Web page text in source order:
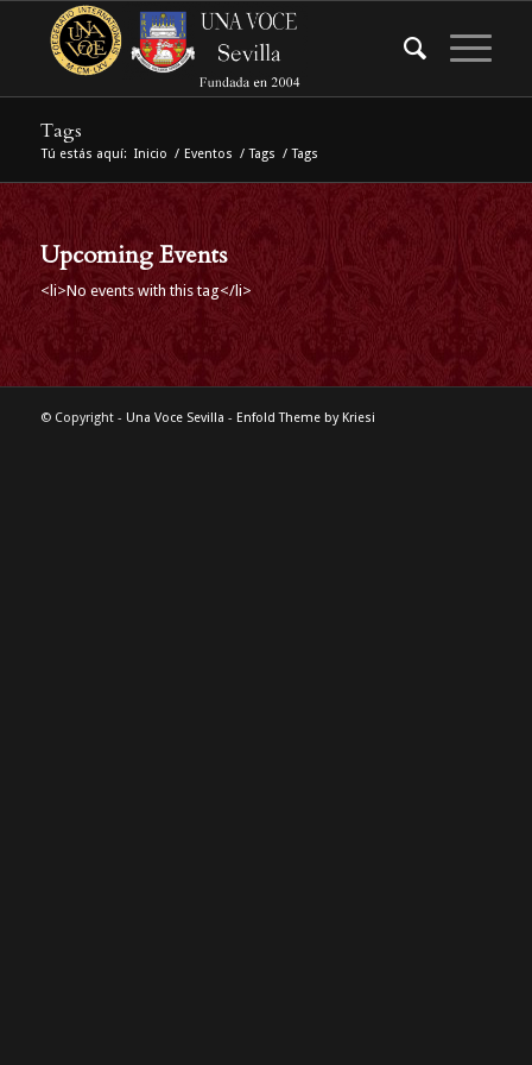
Tags
Tú estás aquí: Inicio / Eventos / Tags / Tags
Upcoming Events
<li>No events with this tag</li>
© Copyright - Una Voce Sevilla - Enfold Theme by Kriesi